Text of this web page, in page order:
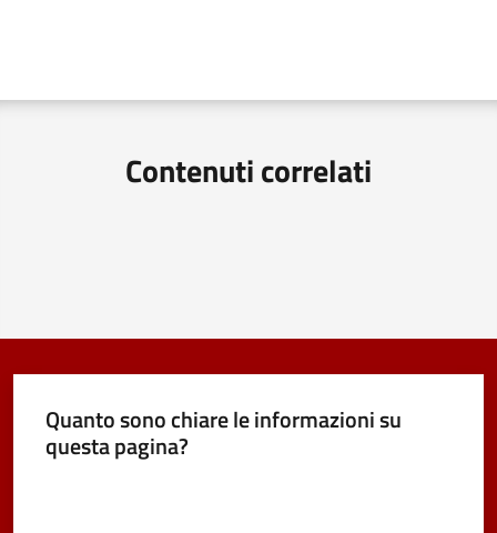
Contenuti correlati
Quanto sono chiare le informazioni su
questa pagina?